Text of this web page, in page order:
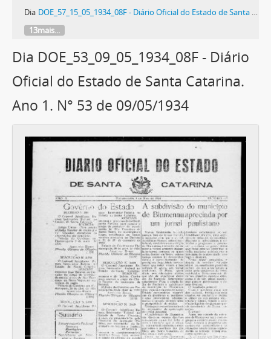
Dia DOE_57_15_05_1934_08F - Diário Oficial do Estado de Santa Catarina. Ano 1. N° 57 de 15/05/1934
13mais...
Dia DOE_53_09_05_1934_08F - Diário
Oficial do Estado de Santa Catarina.
Ano 1. N° 53 de 09/05/1934